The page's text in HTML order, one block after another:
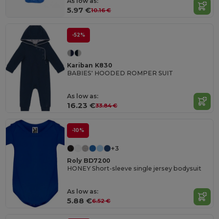
5.97 €10.16 €
-52%
Kariban K830
BABIES' HOODED ROMPER SUIT
As low as:
16.23 €33.84 €
-10%
+3
Roly BD7200
HONEY Short-sleeve single jersey bodysuit
As low as:
5.88 €6.52 €